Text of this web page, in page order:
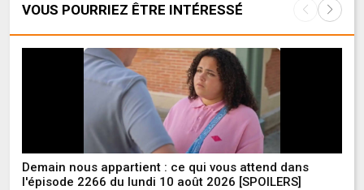
VOUS POURRIEZ ÊTRE INTÉRESSÉ
Demain nous appartient : ce qui vous attend dans
l'épisode 2266 du lundi 10 août 2026 [SPOILERS]